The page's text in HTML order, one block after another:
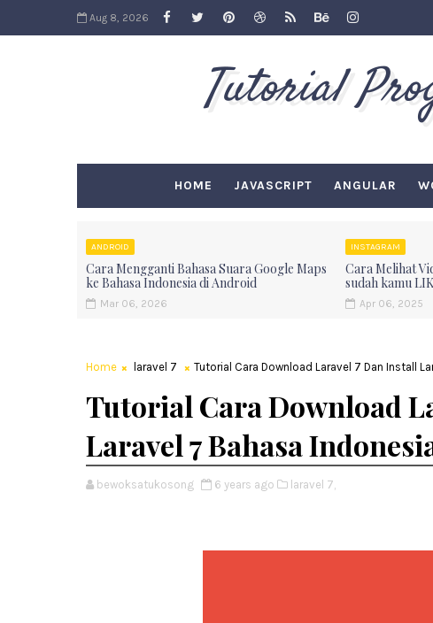
Aug 8, 2026
Tutorial
HOME JAVASCRIPT ANGULAR
ANDROID
Cara Mengganti Bahasa Suara Google Maps
ke Bahasa Indonesia di Android
Mar 06, 2026
INSTAGRAM
Cara Melihat
sudah kamu
Apr 06, 2025
Home laravel 7 Tutorial Cara Download Laravel 7 Dan Install
Tutorial Cara Download
Laravel 7 Bahasa
bewoksatukosong 6 years ago laravel 7,